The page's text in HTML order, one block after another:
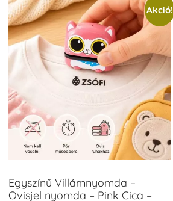
Akció!
Egyszínű Villámnyomda –
Ovisjel nyomda – Pink Cica –